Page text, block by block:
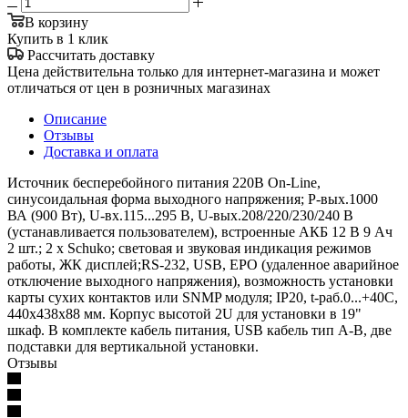
В корзину
Купить в 1 клик
Рассчитать доставку
Цена действительна только для интернет-магазина и может
отличаться от цен в розничных магазинах
Описание
Отзывы
Доставка и оплата
Источник бесперебойного питания 220В On-Line,
синусоидальная форма выходного напряжения; P-вых.1000
ВА (900 Вт), U-вх.115...295 В, U-вых.208/220/230/240 В
(устанавливается пользователем), встроенные АКБ 12 В 9 Ач
2 шт.; 2 х Schuko; световая и звуковая индикация режимов
работы, ЖК дисплей;RS-232, USB, EPO (удаленное аварийное
отключение выходного напряжения), возможность установки
карты сухих контактов или SNMP модуля; IP20, t-раб.0...+40С,
440х438х88 мм. Корпус высотой 2U для установки в 19"
шкаф. В комплекте кабель питания, USB кабель тип А-В, две
подставки для вертикальной установки.
Отзывы